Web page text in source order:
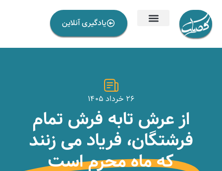
یادگیری آنلاین
۲۶ خرداد ۱۴۰۵
از عرش تابه فرش تمام
فرشتگان، فریاد می زنند
که ماه محرم است